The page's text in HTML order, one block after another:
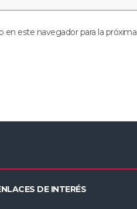
este navegador para la
DE INTERÉS